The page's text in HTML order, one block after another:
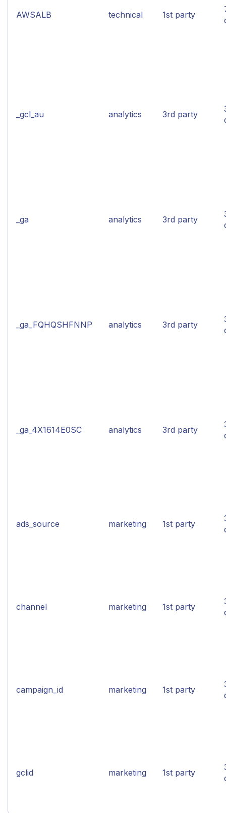
AWSALB technical 1st party
_gcl_au analytics 3rd party
_ga analytics 3rd party
_ga_FQHQSHFNNP analytics 3rd party
_ga_4X1614E0SC analytics 3rd party
ads_source marketing 1st party
channel marketing 1st party
campaign_id marketing 1st party
gclid marketing 1st party